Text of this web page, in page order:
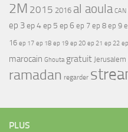
2M 2015 2016 al aoula CAN
ep 3ep 4ep 5 ep 6 ep 7 ep 8 ep 9
16 ep 17 ep 18 ep 19 ep 20 ep 21 ep 22
marocain Ghouta gratuit Jerusalem
ramadan regarder
PLUS